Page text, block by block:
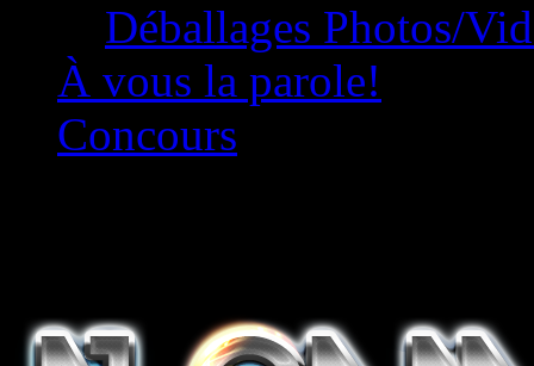
Déballages Photos/
À vous la parole!
Concours